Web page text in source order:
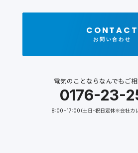
CONTACT
お問い合わせ
電気のことならなんでもご
0176-23-
8:00~17:00（土日・祝日定休※会社カ